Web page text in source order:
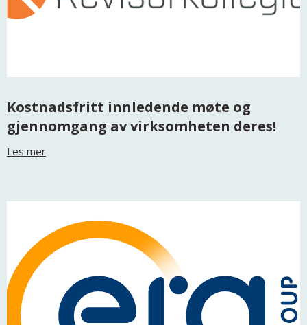
Kostnadsfritt innledende møte og
gjennomgang av virksomheten deres!
Les mer